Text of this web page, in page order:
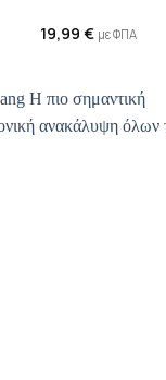
19,99 € με ΦΠΑ